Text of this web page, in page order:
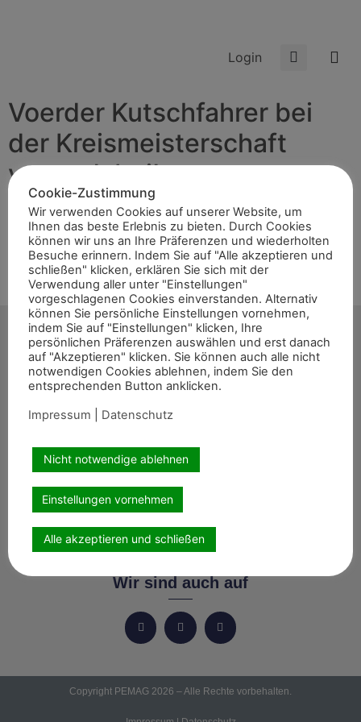
Login
Voerder Kutschfahrer bei
der Kreismeisterschaft
vorne dabei!
Am Sonntag, den 14.08.2022 trafen sich die
Kutschfahrer zum Turnier bei den „Fahrsportfreunden
Dingdener Heide“. In den Disziplinen Dressur,
Hindernisfahren und einer Geländeprüfung gingen in den
verschiedenen Anspannungsarten 27 Teilnehmer […]
Start
News
Termine
8er-Team
Abonnement
Kontakt
Wir sind auch auf
Copyright PEMAG 2026 – Alle Rechte vorbehalten.
Cookie-Zustimmung
Wir verwenden Cookies auf unserer Website, um
Ihnen das beste Erlebnis zu bieten. Durch Cookies
können wir uns an Ihre Präferenzen und wiederholten
Besuche erinnern. Indem Sie auf "Alle akzeptieren und
schließen" klicken, erklären Sie sich mit der
Verwendung aller unter "Einstellungen"
vorgeschlagenen Cookies einverstanden. Alternativ
können Sie persönliche Einstellungen vornehmen,
indem Sie auf "Einstellungen" klicken, Ihre
persönlichen Präferenzen auswählen und erst danach
auf "Akzeptieren" klicken. Sie können auch alle nicht
notwendigen Cookies ablehnen, indem Sie den
entsprechenden Button anklicken.
Impressum
Datenschutz
Nicht notwendige ablehnen
Einstellungen vornehmen
Alle akzeptieren und schließen